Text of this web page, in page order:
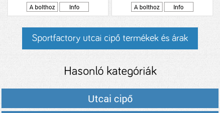
A bolthoz
Info
A bolthoz
Info
Sportfactory utcai cipő termékek és árak
Hasonló kategóriák
Utcai cipő